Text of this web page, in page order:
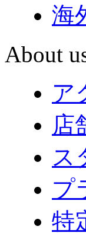
海
About
ア
店
ス
プ
特